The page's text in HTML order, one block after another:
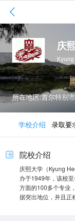

庆
所在地区:首尔特别市
学校介绍 录取要
 院校介绍
庆熙大学（Kyung
办于1949年，该校
方面的100多个专业
据突出地位，并且正